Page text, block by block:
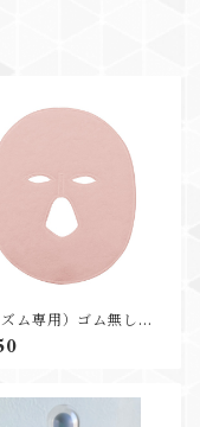
ズム専用）ゴム無し顔